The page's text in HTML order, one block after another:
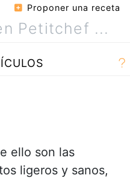
Proponer una receta
ello son las
ligeros y sanos,